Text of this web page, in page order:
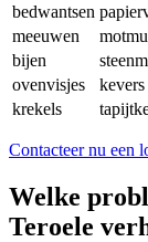
bedwantsen
meeuwen
bijen
ovenvisjes
kevers
krekels
Contacteer nu een
Welke
Teroele